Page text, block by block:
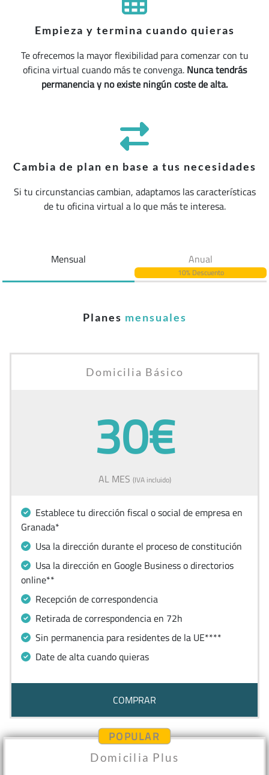
Empieza y termina cuando quieras
Te ofrecemos la mayor flexibilidad para comenzar con tu
oficina virtual cuando más te convenga.Nunca tendrás
permanencia y no existe ningún coste de alta.
Cambia de plan en base a tus necesidades
Si tu circunstancias cambian, adaptamos las características
de tu oficina virtual a lo que más te interesa.
Mensual Anual
10% Descuento
Planes mensuales
Domicilia Básico
30€
AL MES (IVA incluido)
Establece tu dirección fiscal o social de empresa en
Granada*
Usa la dirección durante el proceso de constitución
Usa la dirección en Google Business o directorios
online**
Recepción de correspondencia
Retirada de correspondencia en 72h
Sin permanencia para residentes de la UE****
Date de alta cuando quieras
COMPRAR
POPULAR
Domicilia Plus